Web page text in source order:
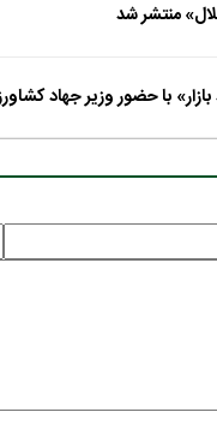
منتشر شد
با حضور وزیر جهاد